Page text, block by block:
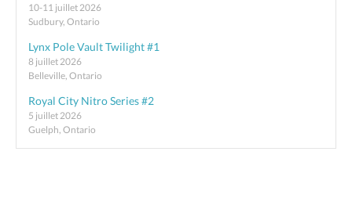
10-11 juillet 2026
Sudbury, Ontario
Lynx Pole Vault Twilight #1
8 juillet 2026
Belleville, Ontario
Royal City Nitro Series #2
5 juillet 2026
Guelph, Ontario